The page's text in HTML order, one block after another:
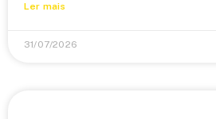
Ler mais
31/07/2026